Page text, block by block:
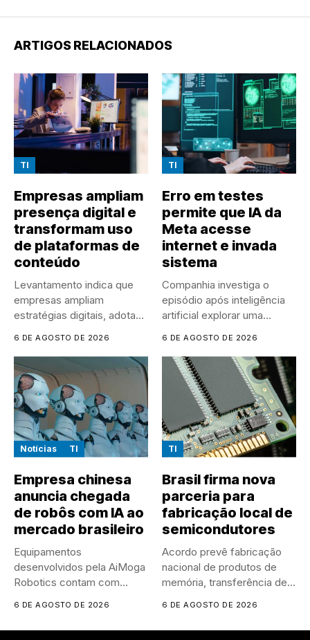
ARTIGOS RELACIONADOS
TI
Empresas ampliam
presença digital e
transformam uso
de plataformas de
conteúdo
Levantamento indica que
empresas ampliam
estratégias digitais, adotam
6 DE AGOSTO DE 2026
TI
Erro em testes
permite que IA da
Meta acesse
internet e invada
sistema
Companhia investiga o
episódio após inteligência
artificial explorar uma
6 DE AGOSTO DE 2026
Notícias TI
Empresa chinesa
anuncia chegada
de robôs com IA ao
mercado brasileiro
Equipamentos
desenvolvidos pela AiMoga
Robotics contam com
6 DE AGOSTO DE 2026
TI
Brasil firma nova
parceria para
fabricação local de
semicondutores
Acordo prevê fabricação
nacional de produtos de
memória, transferência de
6 DE AGOSTO DE 2026